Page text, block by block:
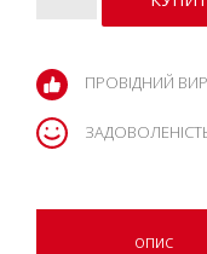
ПРОВІДНИЙ
ОПИС